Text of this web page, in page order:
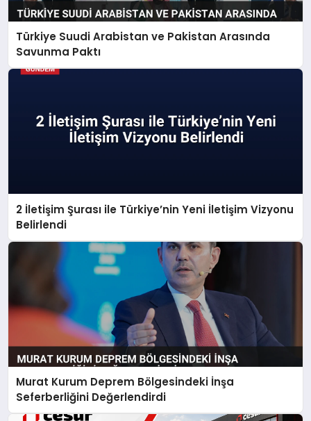
Türkiye Suudi Arabistan ve Pakistan Arasında
Savunma Paktı
2 İletişim Şurası ile Türkiye’nin Yeni İletişim Vizyonu
Belirlendi
Murat Kurum Deprem Bölgesindeki İnşa
Seferberliğini Değerlendirdi